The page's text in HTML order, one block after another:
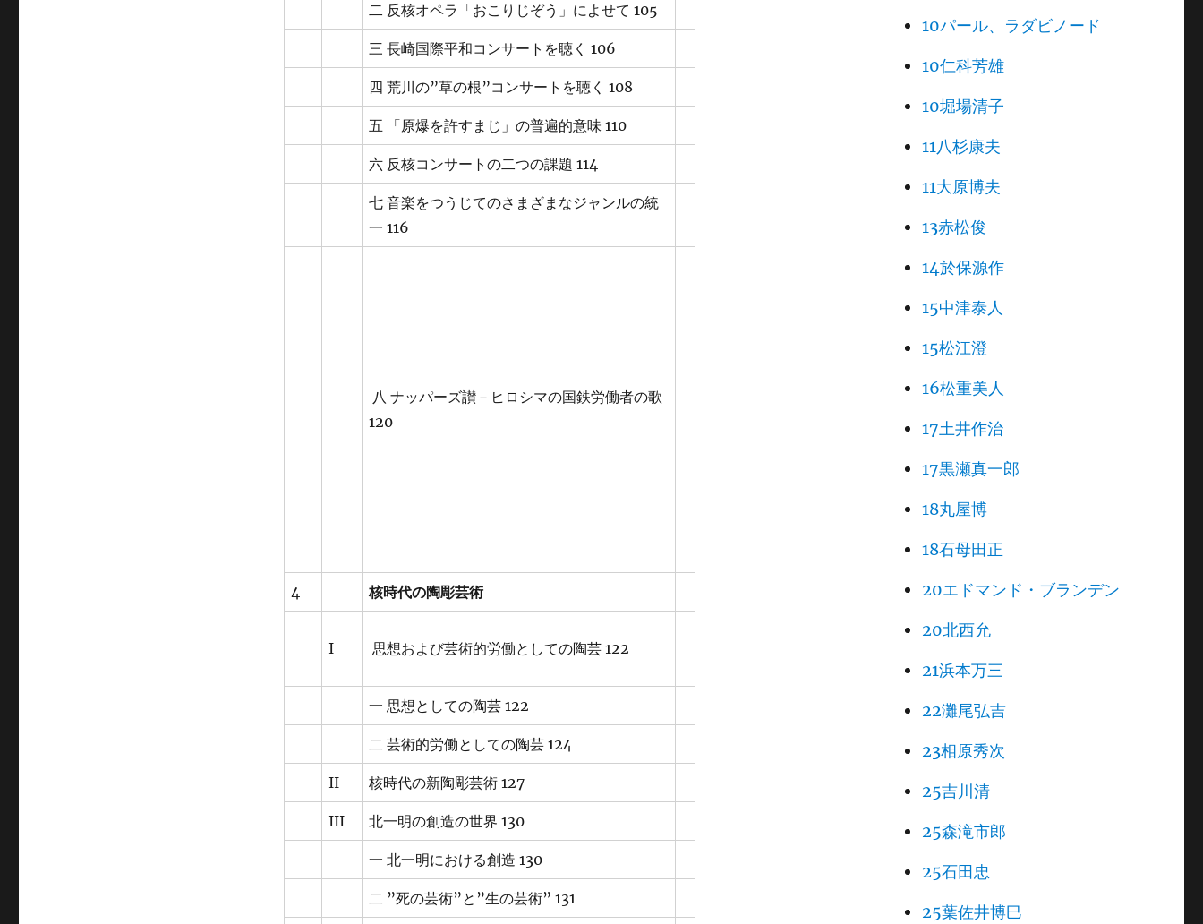
二 反核オペラ「おこりじぞう」によせて 105
三 長崎国際平和コンサートを聴く 106
四 荒川の”草の根”コンサートを聴く 108
五 「原爆を許すまじ」の普遍的意味 110
六 反核コンサートの二つの課題 114
七 音楽をつうじてのさまざまなジャンルの統
一 116
八 ナッパーズ讃－ヒロシマの国鉄労働者の歌
120
4 核時代の陶彫芸術
I 思想および芸術的労働としての陶芸 122
一 思想としての陶芸 122
二 芸術的労働としての陶芸 124
II 核時代の新陶彫芸術 127
III 北一明の創造の世界 130
一 北一明における創造 130
二 ”死の芸術”と ”生の芸術” 131
10パール、ラダビノード
10仁科芳雄
10堀場清子
11八杉康夫
11大原博夫
13赤松俊
14於保源作
15中津泰人
15松江澄
16松重美人
17土井作治
17黒瀬真一郎
18丸屋博
18石母田正
20エドマンド・ブランデン
20北西允
21浜本万三
22灘尾弘吉
23相原秀次
25吉川清
25森滝市郎
25石田忠
25葉佐井博巳